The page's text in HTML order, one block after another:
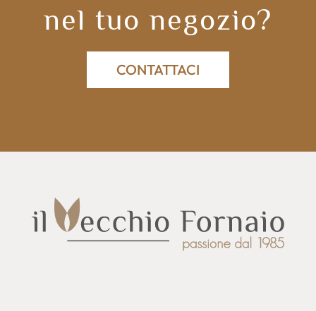
nel tuo negozio?
CONTATTACI